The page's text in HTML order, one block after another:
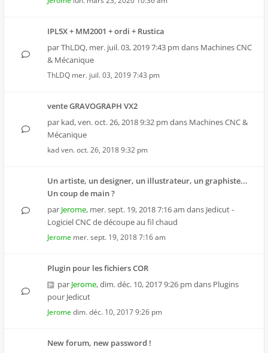
IPL5X + MM2001 + ordi + Rustica
parThLDQ, mer. juil. 03, 2019 7:43 pm dans Machines CNC
& Mécanique
ThLDQ mer. juil. 03, 2019 7:43 pm
vente GRAVOGRAPH VX2
par kad,ven. oct. 26, 2018 9:32 pm dans Machines CNC &
Mécanique
kadven. oct. 26, 2018 9:32 pm
Un artiste, un designer, un illustrateur, un graphiste...
Un coup de main ?
par Jerome, mer. sept. 19, 2018 7:16 am dans Jedicut -
Logiciel CNC de découpe au fil chaud
Jerome mer. sept. 19, 2018 7:16 am
Plugin pour les fichiers COR
par Jerome,dim. déc. 10, 2017 9:26 pm dans Plugins
pour Jedicut
Jeromedim. déc. 10, 2017 9:26 pm
New forum, new password !